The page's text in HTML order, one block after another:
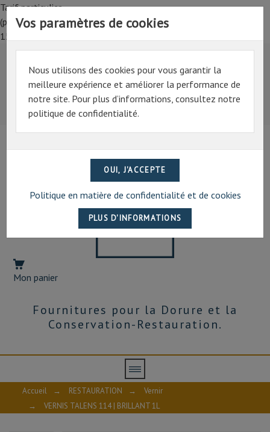
Tarif particulier,
(professionnel, connectez-vous pour bénéficier de la remise de
15%)
Tarif particulier,
(professionnel, connectez-vous pour bénéficier de la
remise de 15%)
07 69 94 13 47
Mon panier
Fournitures pour la Dorure et la
Conservation-Restauration.
Vos paramètres de cookies
Nous utilisons des cookies pour vous garantir la
meilleure expérience et améliorer la performance de
notre site. Pour plus d’informations, consultez notre
politique de confidentialité.
Politique en matière de confidentialité et de cookies
Accueil → RESTAURATION →
Vernir
→
VERNIS TALENS 114 | BRILLANT 1L